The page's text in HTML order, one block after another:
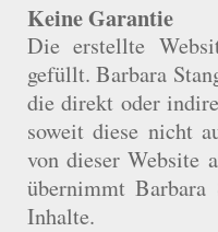
Keine Garantie
Die erstellte
gefüllt. Barbara
die direkt oder
soweit diese nicht
von dieser Website
übernimmt
Inhalte.